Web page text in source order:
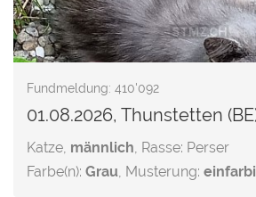
Fundmeldung: 410'092
01.08.2026, Thunstetten
Katze, männlich, Rasse: Perser
Farbe(n): Grau, Musterung: